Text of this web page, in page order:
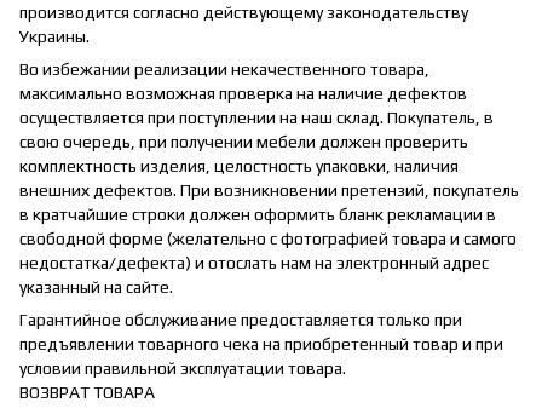
производится согласно действующему законодательству
Украины.
Во избежании реализации некачественного товара,
максимально возможная проверка на наличие дефектов
осуществляется при поступлении на наш склад. Покупатель, в
свою очередь, при получении мебели должен проверить
комплектность изделия, целостность упаковки, наличия
внешних дефектов. При возникновении претензий, покупатель
в кратчайшие строки должен оформить бланк рекламации в
свободной форме (желательно с фотографией товара и самого
недостатка/дефекта) и отослать нам на электронный адрес
указанный на сайте.
Гарантийное обслуживание предоставляется только при
предъявлении товарного чека на приобретенный товар и при
условии правильной эксплуатации товара.
ВОЗВРАТ ТОВАРА